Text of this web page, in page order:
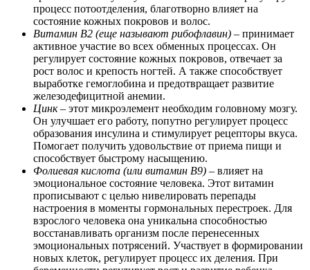
процесс потоотделения, благотворно влияет на
состояние кожных покровов и волос.
Витамин В2 (еще называют рибофлавин) – принимает
активное участие во всех обменных процессах. Он
регулирует состояние кожных покровов, отвечает за
рост волос и крепость ногтей. А также способствует
выработке гемоглобина и предотвращает развитие
железодефицитной анемии.
Цинк– этот микроэлемент необходим головному мозгу.
Он улучшает его работу, попутно регулирует процесс
образования инсулина и стимулирует рецепторы вкуса.
Помогает получить удовольствие от приема пищи и
способствует быстрому насыщению.
Фолиевая кислота (или витамин B9) – влияет на
эмоциональное состояние человека. Этот витамин
прописывают с целью нивелировать перепады
настроения в моменты гормональных перестроек. Для
взрослого человека она уникальна способностью
восстанавливать организм после перенесенных
эмоциональных потрясений. Участвует в формировании
новых клеток, регулирует процесс их деления. При